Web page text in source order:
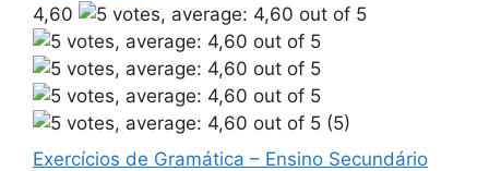
4,60
(5)
Exercícios de Gramática – Ensino Secundário